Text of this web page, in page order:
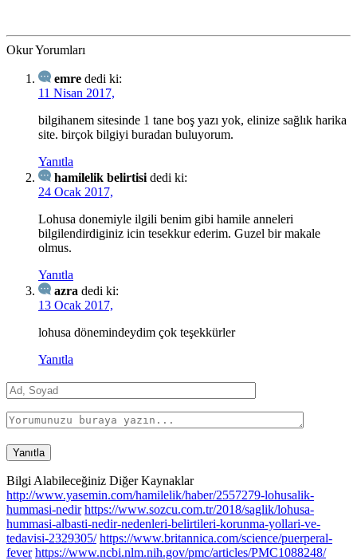
Okur Yorumları
emre dedi ki:
11 Nisan 2017,
bilgihanem sitesinde 1 tane boş yazı yok, elinize sağlık harika
site. birçok bilgiyi buradan buluyorum.
Yanıtla
hamilelik belirtisi dedi ki:
24 Ocak 2017,
Lohusa donemiyle ilgili benim gibi hamile anneleri
bilgilendirdiginiz icin tesekkur ederim. Guzel bir makale
olmus.
Yanıtla
azra dedi ki:
13 Ocak 2017,
lohusa dönemindeydim çok teşekkürler
Yanıtla
Bilgi Alabileceğiniz Diğer Kaynaklar
http://www.yasemin.com/hamilelik/haber/2557279-lohusalik-
hummasi-nedir https://www.sozcu.com.tr/2018/saglik/lohusa-
hummasi-albasti-nedir-nedenleri-belirtileri-korunma-yollari-ve-
tedavisi-2329305/ https://www.britannica.com/science/puerperal-
fever https://www.ncbi.nlm.nih.gov/pmc/articles/PMC1088248/